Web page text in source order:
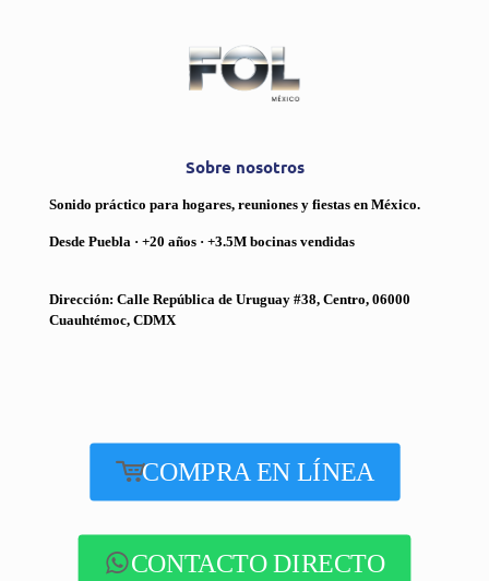
Sobre nosotros
Sonido práctico para hogares, reuniones y fiestas en México.
Desde Puebla · +20 años · +3.5M bocinas vendidas
Dirección: Calle República de Uruguay #38, Centro, 06000
Cuauhtémoc, CDMX
COMPRA EN LÍNEA
CONTACTO DIRECTO